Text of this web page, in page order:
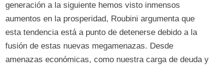
generación a la siguiente hemos visto inmensos
aumentos en la prosperidad, Roubini argumenta que
esta tendencia está a punto de detenerse debido a la
fusión de estas nuevas megamenazas. Desde
amenazas económicas, como nuestra carga de deuda y